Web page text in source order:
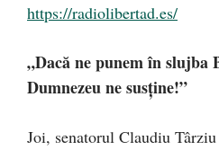
https://radiolibertad.es/
„Dacă ne punem în slujba
Dumnezeu ne susține!”
Joi, senatorul Claudiu